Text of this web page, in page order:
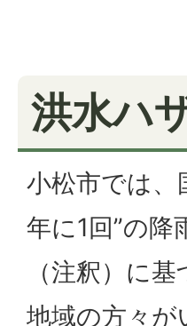
洪水ハ
小松市では、
年に1回”の降
（注釈）に
地域の方々